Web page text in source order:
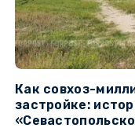
Как совхоз-
застройке: